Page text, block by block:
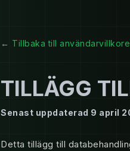
← Tillbaka till
TILLÄGG
Senast uppdaterad 9 april
Detta tillägg till